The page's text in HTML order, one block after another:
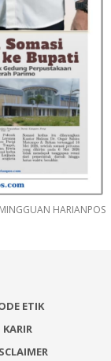
HARIANPOS
ETIK
KARIR